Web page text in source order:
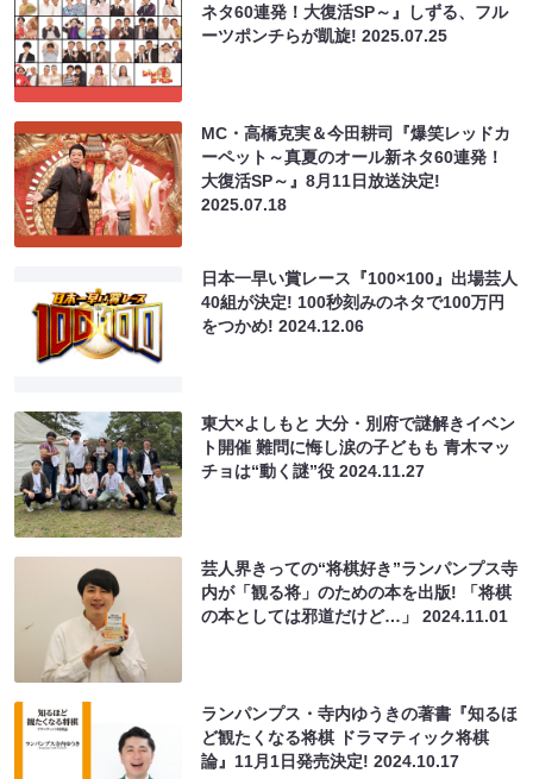
ネタ60連発！大復活SP～』しずる、フル
ーツポンチらが凱旋!2025.07.25
MC・高橋克実＆今田耕司『爆笑レッドカ
ーペット～真夏のオール新ネタ60連発！
大復活SP～』8月11日放送決定!
2025.07.18
日本一早い賞レース『100×100』出場芸人
40組が決定! 100秒刻みのネタで100万円
をつかめ!2024.12.06
東大×よしもと 大分・別府で謎解きイベン
ト開催 難問に悔し涙の子どもも 青木マッ
チョは“動く謎”役2024.11.27
芸人界きっての“将棋好き”ランパンプス寺
内が「観る将」のための本を出版! 「将棋
の本としては邪道だけど…」2024.11.01
ランパンプス・寺内ゆうきの著書『知るほ
ど観たくなる将棋 ドラマティック将棋
論』11月1日発売決定!2024.10.17